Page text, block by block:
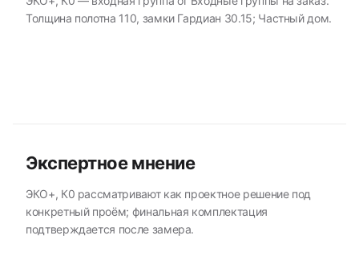
Толщина полотна 110, замки Гардиан 30.15; Частный дом.
Экспертное мнение
ЭКО+, К0 рассматривают как проектное решение под
конкретный проём; финальная комплектация
подтверждается после замера.